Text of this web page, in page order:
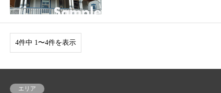
4件中 1〜4件を表示
エリア